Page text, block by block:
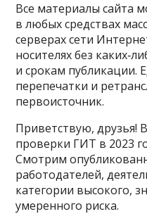
Все материалы сайта
в любых средствах
серверах сети
носителях без
и срокам публикации.
перепечатки и
первоисточник.
Приветствую, друзья!
проверки ГИТ в 2023
Смотрим
работодателей,
категории высокого,
умеренного риска.